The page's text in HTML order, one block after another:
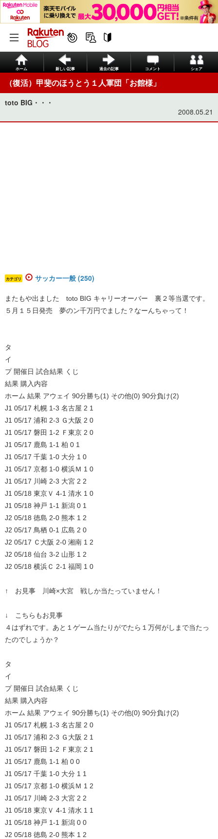
ホーム 新しい記事 過去の記事 コメント シェア
（復活）甲斐のほうとう１人軍団「お館様」
toto BIG・・・
2008.05.21
カテゴリ サッカー一般 (250)
またもや出ました toto BIG キャリーオーバー 裏２等当選です。
５月１５日発売 夢のン千万円でました？なーんちゃって！
タ
イ
プ 開催日 試合結果 くじ
結果 購入内容
ホーム 結果 アウェイ 90分勝ち(1) その他(0) 90分負け(2)
J1 05/17 札幌 1-3 名古屋 2 1
J1 05/17 浦和 2-3 Ｇ大阪 2 0
J1 05/17 磐田 1-2 Ｆ東京 2 0
J1 05/17 鹿島 1-1 柏 0 1
J1 05/17 千葉 1-0 大分 1 0
J1 05/17 京都 1-0 横浜Ｍ 1 0
J1 05/17 川崎 2-3 大宮 2 2
J1 05/18 東京Ｖ 4-1 清水 1 0
J1 05/18 神戸 1-1 新潟 0 1
J2 05/18 徳島 2-0 熊本 1 2
J2 05/17 鳥栖 0-1 広島 2 0
J2 05/17 Ｃ大阪 2-0 湘南 1 2
J2 05/18 仙台 3-2 山形 1 2
J2 05/18 横浜Ｃ 2-1 福岡 1 0
↑ お見事 川崎×大宮 戦しか当たっていません！
↓ こちらもお見事
４はずれです。あと１ゲーム当たりがでたら１万何がしまで当たっ
たのでしょうか？
タ
イ
プ 開催日 試合結果 くじ
結果 購入内容
ホーム 結果 アウェイ 90分勝ち(1) その他(0) 90分負け(2)
J1 05/17 札幌 1-3 名古屋 2 0
J1 05/17 浦和 2-3 Ｇ大阪 2 1
J1 05/17 磐田 1-2 Ｆ東京 2 1
J1 05/17 鹿島 1-1 柏 0 0
J1 05/17 千葉 1-0 大分 1 1
J1 05/17 京都 1-0 横浜Ｍ 1 2
J1 05/17 川崎 2-3 大宮 2 2
J1 05/18 東京Ｖ 4-1 清水 1 1
J1 05/18 神戸 1-1 新潟 0 0
J2 05/18 徳島 2-0 熊本 1 2